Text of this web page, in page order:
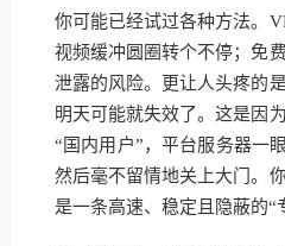
你可能已经试过各种方法。
视频缓冲圆圈转个不停；免
泄露的风险。更让人头疼的
明天可能就失效了。这是因
“国内用户”，平台服务器一
然后毫不留情地关上大门。
是一条高速、稳定且隐蔽的“